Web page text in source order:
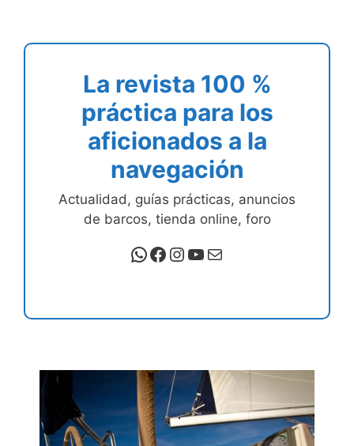
La revista 100 %
práctica para los
aficionados a la
navegación
Actualidad, guías prácticas, anuncios
de barcos, tienda online, foro
WhatsApp
Facebook
Instagram
YouTube
Correo electrónico